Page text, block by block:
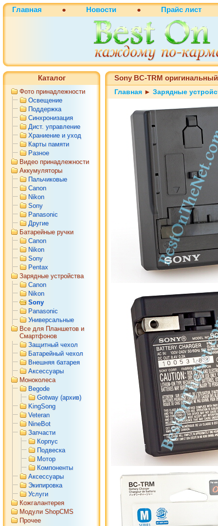
Главная ● Новости ● Прайс лист
Каталог
Фото принадлежности
Освещение
Поддержка
Синхронизация
Дист. управление
Храниение и уход
Карты памяти
Разное
Видео принадлежности
Аккумуляторы
Пальчиковые
Canon
Nikon
Sony
Panasonic
Другие
Батарейные ручки
Canon
Nikon
Sony
Pentax
Зарядные устройства
Canon
Nikon
Sony
Panasonic
Универсальные
Все для Планшетов и
Смартфонов
Защитный чехол
Батарейный чехол
Внешняя батарея
Аксессуары
Моноколеса
Begode
Gotway (архив)
KingSong
Veteran
NineBot
Запчасти
Корпус
Подвеска
Мотор
Компоненты
Аксессуары
Экипировка
Услуги
Кожгалантерея
Модули ShopCMS
Прочее
Sony BC-TRM оригинальный
Главная ► Зарядные